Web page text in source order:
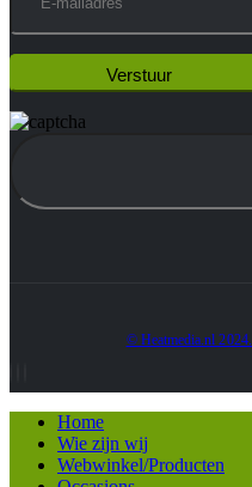
© Heatmedia.nl
Home
Wie zijn wij
Webwinkel/Producten